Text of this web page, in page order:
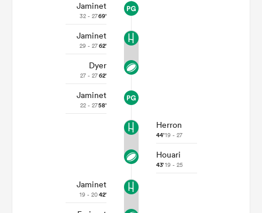
Jaminet
32 - 2769'
Jaminet
29 - 2762'
Dyer
27 - 2762'
Jaminet
22 - 2758'
Herron
44'19 - 27
Houari
43'19 - 25
Jaminet
19 - 2042'